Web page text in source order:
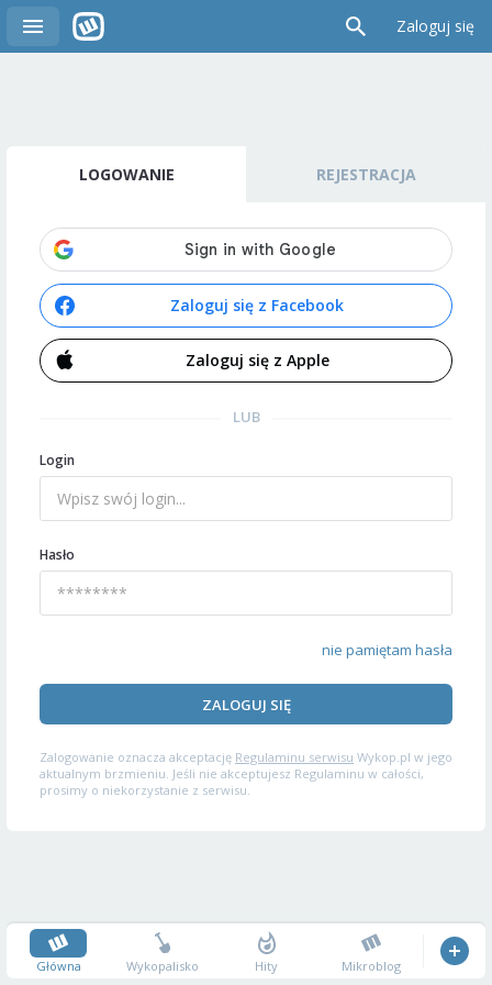
Zaloguj się
LOGOWANIE REJESTRACJA
Zaloguj się z Facebook
Zaloguj się z Apple
LUB
Login
Hasło
nie pamiętam hasła
ZALOGUJ SIĘ
Zalogowanie oznacza akceptację Regulaminu serwisu Wykop.pl w jego
aktualnym brzmieniu. Jeśli nie akceptujesz Regulaminu w całości,
prosimy o niekorzystanie z serwisu.
Główna Wykopalisko Hity Mikroblog